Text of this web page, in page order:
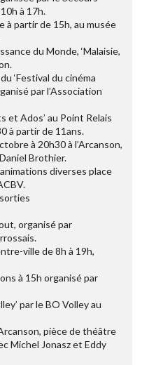
à 17h.
à partir de 15h, au musée
du Monde, ‘Malaisie,
‘Festival du cinéma
par l’Association
et Ados’ au Point Relais
à partir de 11ans.
à 20h30 à l’Arcanson,
Brothier.
diverses place
organisé par
ville de 8h à 19h,
à 15h organisé par
par le BO Volley au
pièce de théâtre
Michel Jonasz et Eddy